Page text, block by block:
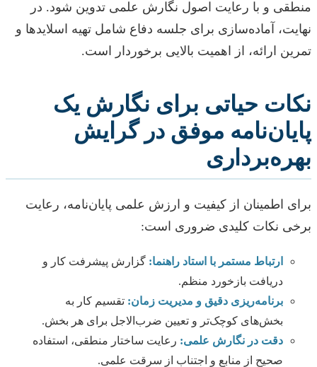
منطقی و با رعایت اصول نگارش علمی تدوین شود. در
نهایت، آماده‌سازی برای جلسه دفاع شامل تهیه اسلایدها و
تمرین ارائه، از اهمیت بالایی برخوردار است.
نکات حیاتی برای نگارش یک
پایان‌نامه موفق در گرایش
بهره‌برداری
برای اطمینان از کیفیت و ارزش علمی پایان‌نامه، رعایت
برخی نکات کلیدی ضروری است:
ارتباط مستمر با استاد راهنما: گزارش پیشرفت کار و
دریافت بازخورد منظم.
برنامه‌ریزی دقیق و مدیریت زمان: تقسیم کار به
بخش‌های کوچک‌تر و تعیین ضرب‌الاجل برای هر بخش.
دقت در نگارش علمی: رعایت ساختار منطقی، استفاده
صحیح از منابع و اجتناب از سرقت علمی.